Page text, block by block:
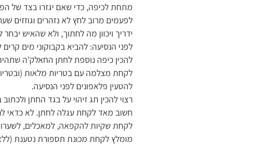
מתחת לכיפה, כדי שאם יגזרו בצד של
לפעמים מרוב לחץ לא נזהרים וגוזזים
ידריך ויכוון מה לחתוך, ולא שהאיש
לפני הנסיעה: להביא בקבוקוני מים
להכין כיפה נוספת לחתן החאלק’ה
לקחת מצלמה עם בטריות מלאות
להטעין פלאפונים לפני הנסיעה.
רצוי להכין תג זיהוי על בגד החתן
חשוב מאד לקחת עגלה לחתן. לא כדאי
לקחת שקיות להקפאה, למאכלים,
מומלץ לקחת מכונת תספורת נטענת